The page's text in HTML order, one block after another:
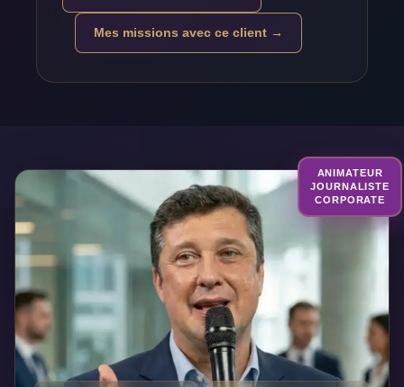
Mes missions avec ce client →
ANIMATEUR
JOURNALISTE
CORPORATE